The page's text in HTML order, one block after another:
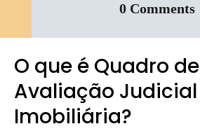
0 Comments
O que é Quadro de
Avaliação Judicial
Imobiliária?